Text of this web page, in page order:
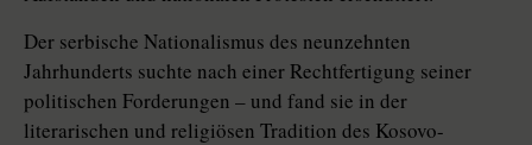
Der serbische Nationalismus des neunzehnten
Jahrhunderts suchte nach einer Rechtfertigung seiner
politischen Forderungen – und fand sie in der
literarischen und religiösen Tradition des Kosovo-